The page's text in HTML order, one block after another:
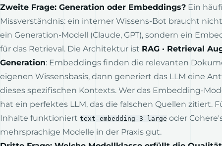
Zweite Frage: Generation oder Embeddings? Ein
Missverständnis: ein interner Wissens-Bot braucht
ein Generation-Modell (Claude, GPT), sondern ein
für das Retrieval. Die Architektur ist RAG · Retrieval
Generation: Embeddings finden die relevanten
eigenen Wissensbasis, dann generiert das LLM eine
dieses spezifischen Kontexts. Wer das Embedding-
hat ein perfektes LLM, das die falschen Quellen zitiert.
Inhalte funktioniert text-embedding-3-large oder
mehrsprachige Modelle in der Praxis gut.